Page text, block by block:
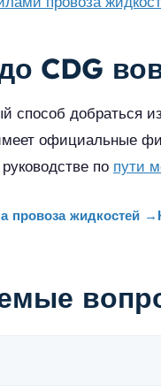
CDG
добраться
официальные
по пути
провоза жидкостей →